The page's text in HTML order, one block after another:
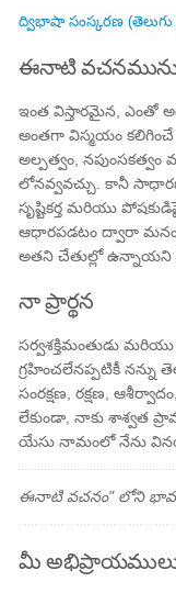
ద్విభాషా సంస్కరణ (తెలుగు
ఈనాటి
ఇంత విస్తారమైన, ఎంతో
అంతగా విస్మయం
అల్పత్వం,
లోనవ్వవచ్చు. కానీ
సృష్టికర్త మరియు
ఆధారపడటం ద్వారా
అతని చేతుల్లో ఉన్నాయని
నా ప్రార్థన
సర్వశక్తిమంతుడు
గ్రహించలేనప్పటికీ నన్ను
సంరక్షణ, రక్షణ,
లేకుండా, నాకు శాశ్వత
యేసు నామంలో నేను
ఈనాటి వచనం" లోని
మీ